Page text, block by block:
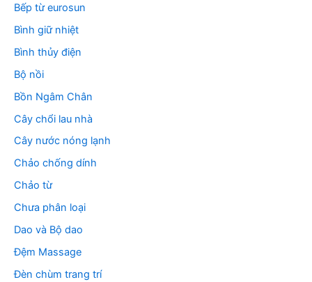
Bếp từ eurosun
Bình giữ nhiệt
Bình thủy điện
Bộ nồi
Bồn Ngâm Chân
Cây chổi lau nhà
Cây nước nóng lạnh
Chảo chống dính
Chảo từ
Chưa phân loại
Dao và Bộ dao
Đệm Massage
Đèn chùm trang trí